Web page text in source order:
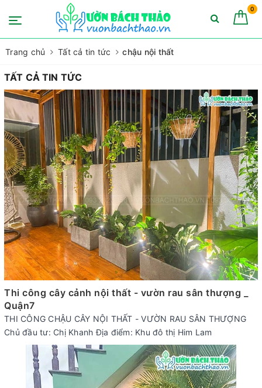
0
Trang chủ Tất cả tin tức chậu nội thất
TẤT CẢ TIN TỨC
Thi công cây cảnh nội thất - vườn rau sân thượng _
Quận7
THI CÔNG CHẬU CÂY NỘI THẤT - VƯỜN RAU SÂN THƯỢNG
Chủ đầu tư: Chị Khanh Địa điểm: Khu đô thị Him Lam